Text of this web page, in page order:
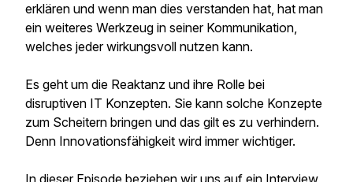
erklären und wenn man dies verstanden hat, hat man
ein weiteres Werkzeug in seiner Kommunikation,
welches jeder wirkungsvoll nutzen kann.
Es geht um die Reaktanz und ihre Rolle bei
disruptiven IT Konzepten. Sie kann solche Konzepte
zum Scheitern bringen und das gilt es zu verhindern.
Denn Innovationsfähigkeit wird immer wichtiger.
In dieser Episode beziehen wir uns auf ein Interview